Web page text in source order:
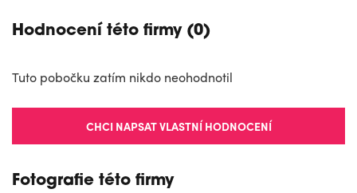
Hodnocení této firmy (0)
Tuto pobočku zatím nikdo neohodnotil
CHCI NAPSAT VLASTNÍ HODNOCENÍ
Fotografie této firmy